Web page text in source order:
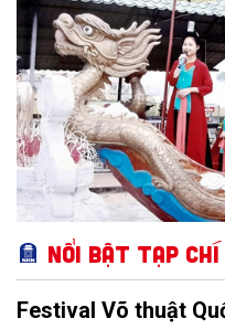
Nổi bật Tạp chí
Festival Võ thuật